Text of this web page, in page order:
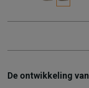
De ontwikkeling